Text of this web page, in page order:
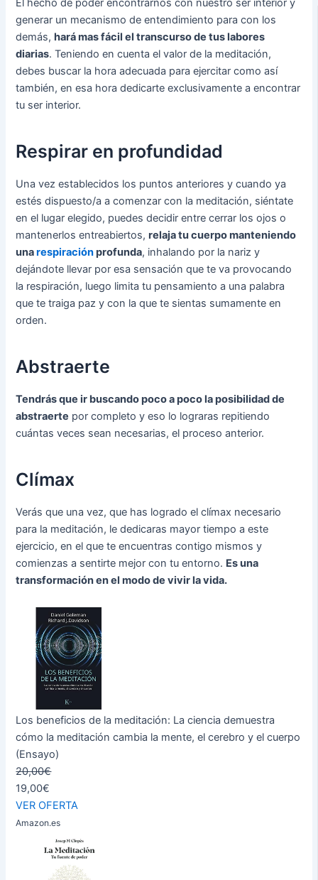
El hecho de poder encontrarnos con nuestro ser interior y
generar un mecanismo de entendimiento para con los
demás,hará mas fácil el transcurso de tus labores
diarias. Teniendo en cuenta el valor de la meditación,
debes buscar la hora adecuada para ejercitar como así
también, en esa hora dedicarte exclusivamente a encontrar
tu ser interior.
Respirar en profundidad
Una vez establecidos los puntos anteriores y cuando ya
estés dispuesto/a a comenzar con la meditación, siéntate
en el lugar elegido, puedes decidir entre cerrar los ojos o
mantenerlos entreabiertos,relaja tu cuerpo manteniendo
unarespiraciónprofunda, inhalando por la nariz y
dejándote llevar por esa sensación que te va provocando
la respiración, luego limita tu pensamiento a una palabra
que te traiga paz y con la que te sientas sumamente en
orden.
Abstraerte
Tendrás que ir buscando poco a poco la posibilidad de
abstraerte por completo y eso lo lograras repitiendo
cuántas veces sean necesarias, el proceso anterior.
Clímax
Verás que una vez, que has logrado el clímax necesario
para la meditación, le dedicaras mayor tiempo a este
ejercicio, en el que te encuentras contigo mismos y
comienzas a sentirte mejor con tu entorno. Es una
transformación en el modo de vivir la vida.
Los beneficios de la meditación: La ciencia demuestra
cómo la meditación cambia la mente, el cerebro y el cuerpo
(Ensayo)
20,00€
19,00€
VER OFERTA
Amazon.es